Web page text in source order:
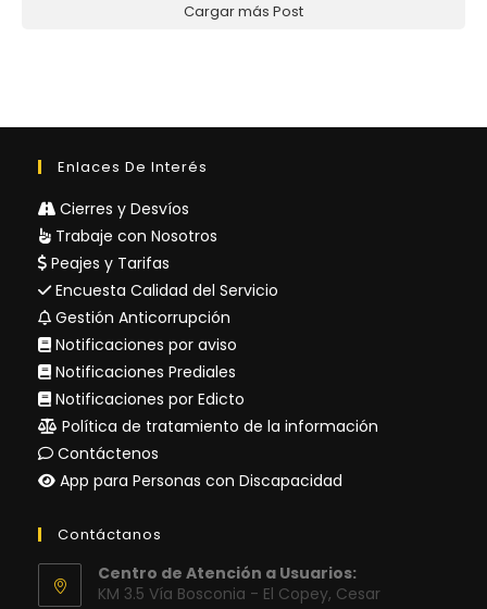
Cargar más Post
Enlaces De Interés
Cierres y Desvíos
Trabaje con Nosotros
Peajes y Tarifas
Encuesta Calidad del Servicio
Gestión Anticorrupción
Notificaciones por aviso
Notificaciones Prediales
Notificaciones por Edicto
Política de tratamiento de la información
Contáctenos
App para Personas con Discapacidad
Contáctanos
Centro de Atención a Usuarios:
KM 3.5 Vía Bosconia - El Copey, Cesar